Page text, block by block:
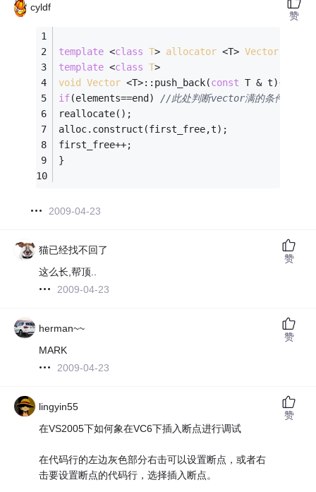
cyldf
template <class T> allocator <T> Vector
template <class T>
void Vector <T>: :push_back(const T & t){
if(elements==end) //此处判断vector满的条件
reallocate();
alloc.construct(first_free,t);
first_free++;
}
2009-04-23
赞
猫已经找不回了
这么长,帮顶..
2009-04-23
赞
herman~~
MARK
2009-04-23
赞
lingyin55
在VS2005下如何象在VC6下插入断点进行调试
在代码行的左边灰色部分右击可以设置断点，或者右
击要设置断点的代码行，选择插入断点。
赞